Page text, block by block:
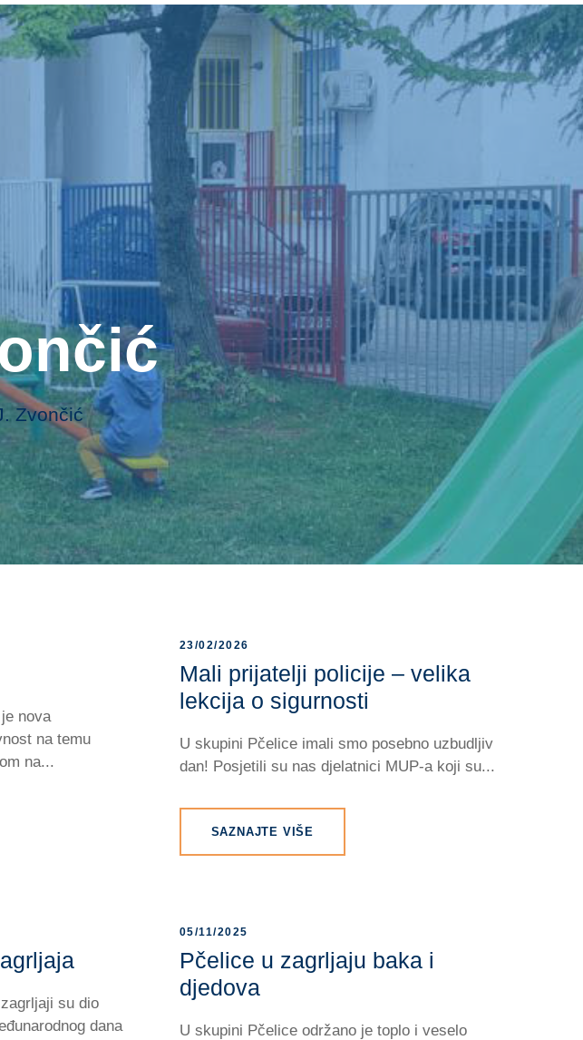
Zvončić
nova
na temu
na...
23/02/2026
Mali prijatelji policije – velika
lekcija o sigurnosti
U skupini Pčelice imali smo posebno uzbudljiv
dan! Posjetili su nas djelatnici MUP-a koji su...
SAZNAJTE VIŠE
su dio
dana
05/11/2025
Pčelice u zagrljaju baka i
djedova
U skupini Pčelice održano je toplo i veselo